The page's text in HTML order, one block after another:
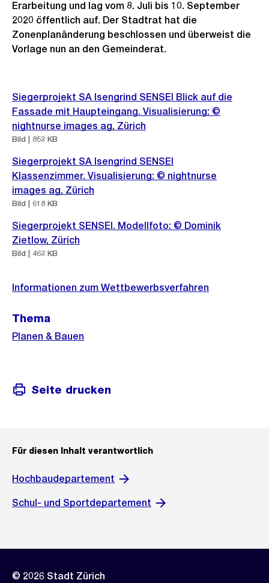
Erarbeitung und lag vom 8. Juli bis 10. September
2020 öffentlich auf. Der Stadtrat hat die
Zonenplanänderung beschlossen und überweist die
Vorlage nun an den Gemeinderat.
Weitere
Informationen
Siegerprojekt SA Isengrind SENSEI Blick auf die
Fassade mit Haupteingang. Visualisierung: ©
nightnurse images ag, Zürich
Bild | 852 KB
Siegerprojekt SA Isengrind SENSEI
Klassenzimmer. Visualisierung: © nightnurse
images ag, Zürich
Bild | 618 KB
Siegerprojekt SENSEI. Modellfoto: © Dominik
Zietlow, Zürich
Bild | 462 KB
Informationen zum Wettbewerbsverfahren
Thema
Planen & Bauen
Seite drucken
Für diesen Inhalt verantwortlich
Hochbaudepartement
Schul- und Sportdepartement
© 2026 Stadt Zürich